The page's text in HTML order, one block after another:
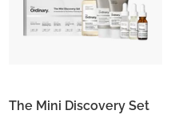
The Mini Discovery Set